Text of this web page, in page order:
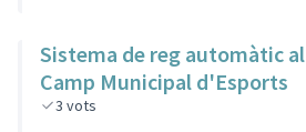
Sistema de reg automàtic al
Camp Municipal d'Esports
3 vots